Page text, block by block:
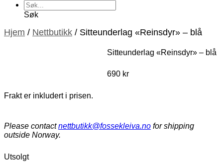
Søk
Hjem / Nettbutikk / Sitteunderlag «Reinsdyr» – blå
Sitteunderlag «Reinsdyr» – blå
690 kr
Frakt er inkludert i prisen.
Please contactnettbutikk@fossekleiva.no for shipping
outside Norway.
Utsolgt